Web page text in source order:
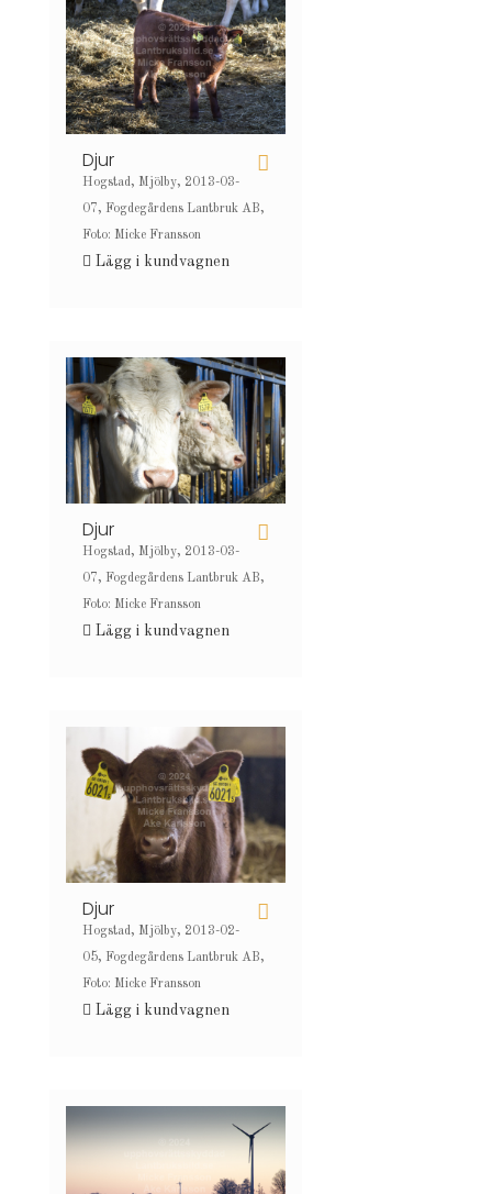
Djur
Hogstad, Mjölby, 2013-03-
07, Fogdegårdens Lantbruk AB,
Foto: Micke Fransson
Lägg i kundvagnen
Djur
Hogstad, Mjölby, 2013-03-
07, Fogdegårdens Lantbruk AB,
Foto: Micke Fransson
Lägg i kundvagnen
Djur
Hogstad, Mjölby, 2013-02-
05, Fogdegårdens Lantbruk AB,
Foto: Micke Fransson
Lägg i kundvagnen